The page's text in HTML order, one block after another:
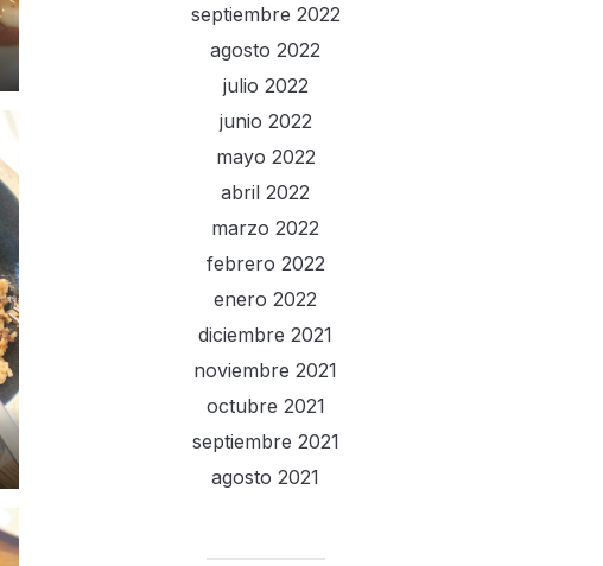
septiembre 2022
agosto 2022
julio 2022
junio 2022
mayo 2022
abril 2022
marzo 2022
febrero 2022
enero 2022
diciembre 2021
noviembre 2021
octubre 2021
septiembre 2021
agosto 2021